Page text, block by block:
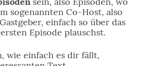
sogenannten Co-Host, also
einfach so über das
Episode plauschst.
wie einfach es dir fällt,